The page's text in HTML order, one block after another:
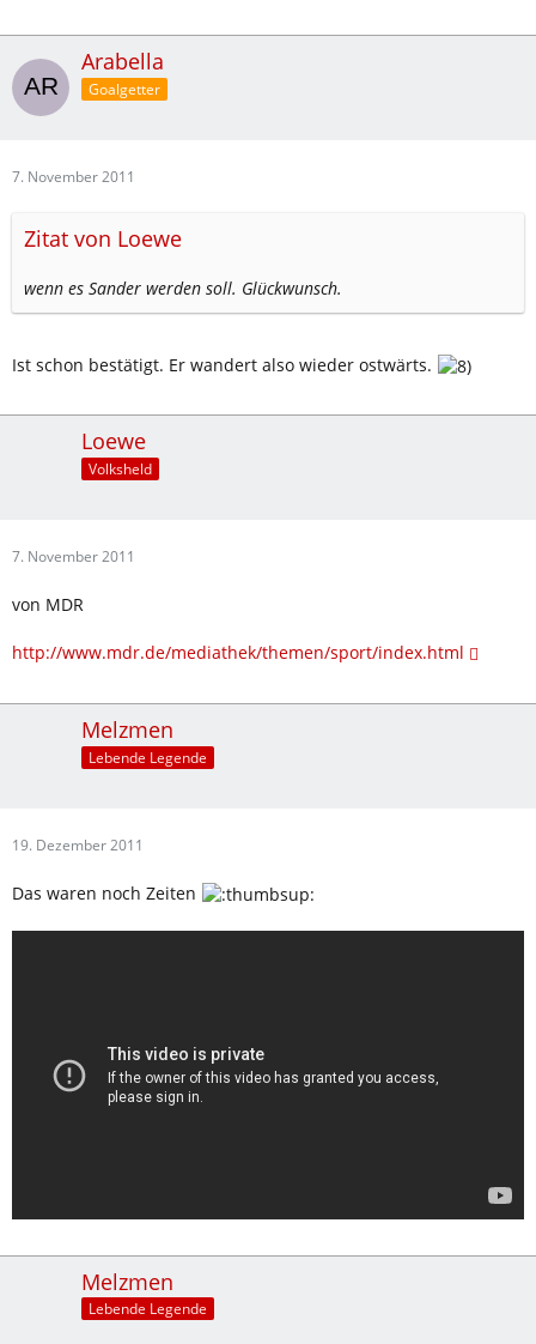
Arabella
Goalgetter
7. November 2011
Zitat von Loewe
wenn es Sander werden soll. Glückwunsch.
Ist schon bestätigt. Er wandert also wieder ostwärts.
Loewe
Volksheld
7. November 2011
von MDR
http://www.mdr.de/mediathek/themen/sport/index.html
Melzmen
Lebende Legende
19. Dezember 2011
Das waren noch Zeiten
Melzmen
Lebende Legende